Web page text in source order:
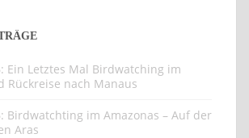
Ein Letztes Mal Birdwatching im
Rückreise nach Manaus
Birdwatchting im Amazonas – Auf der
Aras